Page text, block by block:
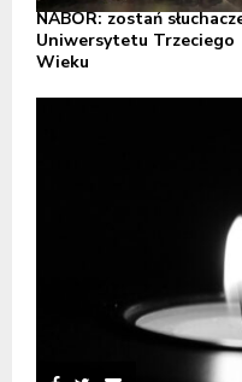
NABÓR: zostań
Uniwersytetu Trzeciego
Wieku